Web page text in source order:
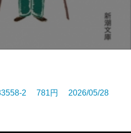
2 781円 2026/05/28